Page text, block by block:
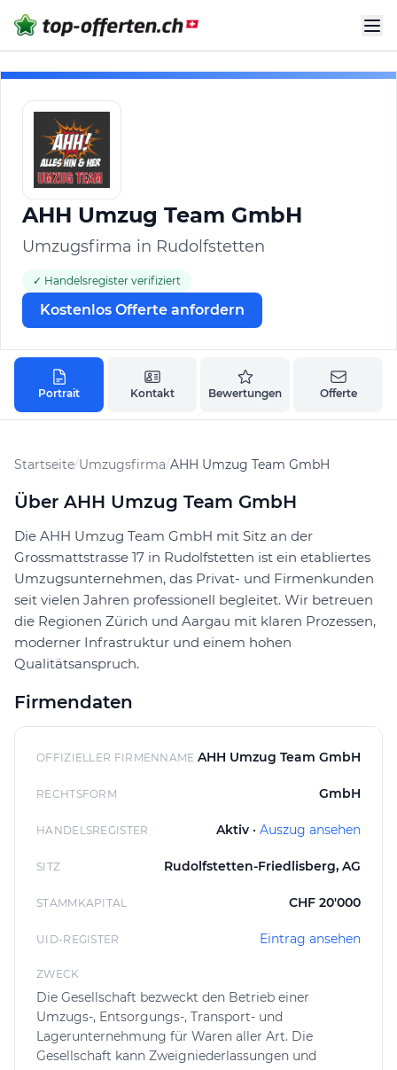
AHH Umzug Team GmbH
Umzugsfirma in Rudolfstetten
✓ Handelsregister verifiziert
Kostenlos Offerte anfordern
Portrait Kontakt Bewertungen Offerte
Startseite/Umzugsfirma/AHH Umzug Team GmbH
Über AHH Umzug Team GmbH
Die AHH Umzug Team GmbH mit Sitz an der
Grossmattstrasse 17 in Rudolfstetten ist ein etabliertes
Umzugsunternehmen, das Privat- und Firmenkunden
seit vielen Jahren professionell begleitet. Wir betreuen
die Regionen Zürich und Aargau mit klaren Prozessen,
moderner Infrastruktur und einem hohen
Qualitätsanspruch.
Firmendaten
OFFIZIELLER FIRMENNAME AHH Umzug Team GmbH
RECHTSFORM GmbH
HANDELSREGISTER Aktiv · Auszug ansehen
SITZ Rudolfstetten-Friedlisberg, AG
STAMMKAPITAL CHF 20'000
UID-REGISTER Eintrag ansehen
ZWECK
Die Gesellschaft bezweckt den Betrieb einer
Umzugs-, Entsorgungs-, Transport- und
Lagerunternehmung für Waren aller Art. Die
Gesellschaft kann Zweigniederlassungen und